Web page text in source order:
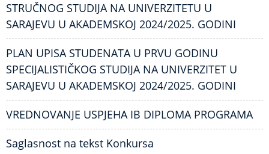
STRUČNOG STUDIJA NA UNIVERZITETU U
SARAJEVU U AKADEMSKOJ 2024/2025. GODINI
PLAN UPISA STUDENATA U PRVU GODINU
SPECIJALISTIČKOG STUDIJA NA UNIVERZITET U
SARAJEVU U AKADEMSKOJ 2024/2025. GODINI
VREDNOVANJE USPJEHA IB DIPLOMA PROGRAMA
Saglasnost na tekst Konkursa